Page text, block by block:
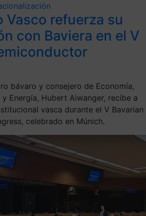
Vasco refuerza su
con Baviera en el V
bávaro y consejero de Economía,
Energía, Hubert Aiwanger, recibe a
vasca durante el V Bavarian
celebrado en Múnich.